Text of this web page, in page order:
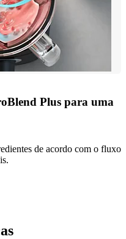
Plus para uma
de acordo com o fluxo